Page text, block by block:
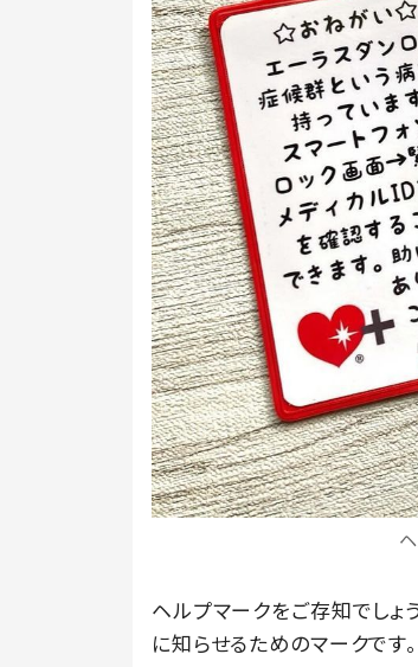
ヘルプマークをご存知でしょ
に知らせるためのマークです